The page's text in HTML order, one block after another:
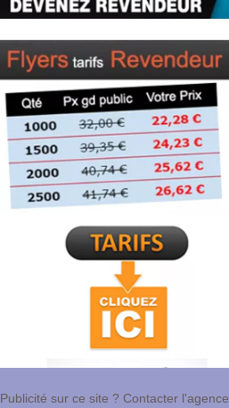
Publicité sur ce site ? Contacter l'agence